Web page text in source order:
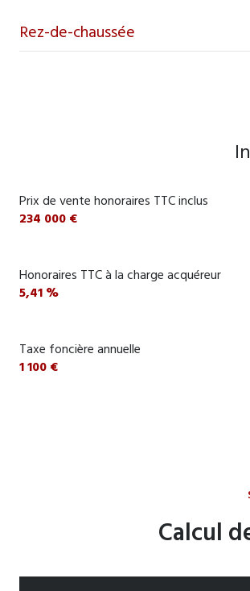
Rez-de-chaussée
salle d'eau
cellier
Prix de vente honoraires TTC inclus
234 000 €
Honoraires TTC à la charge acquéreur
5,41 %
Taxe foncière annuelle
1 100 €
Calcul